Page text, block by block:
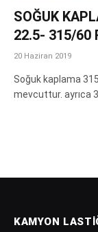
SOĞUK
22.5- 315/60
20 Haziran 2019
Soğuk kaplama
mevcuttur. ayrıca
KAMYON